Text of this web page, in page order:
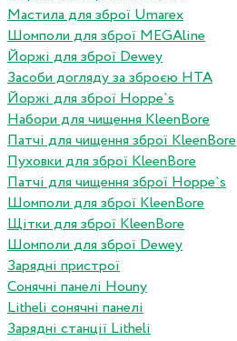
Мастила для зброї Umarex
Шомполи для зброї MEGAline
Йоржі для зброї Dewey
Засоби догляду за зброєю HTA
Йоржі для зброї Hoppe`s
Набори для чищення KleenBore
Патчі для чищення зброї KleenBore
Пуховки для зброї KleenBore
Патчі для чищення зброї Hoppe`s
Шомполи для зброї KleenBore
Щітки для зброї KleenBore
Шомполи для зброї Dewey
Зарядні пристрої
Сонячні панелі Houny
Litheli сонячні панелі
Зарядні станції Litheli